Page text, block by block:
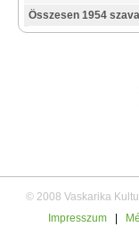
Összesen 1954
© 2008 Vaskarika
Impresszum